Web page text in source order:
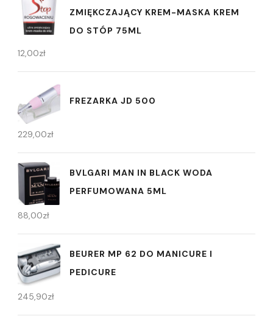
ZMIĘKCZAJĄCY KREM-MASKA KREM
DO STÓP 75ML
12,00zł
FREZARKA JD 500
229,00zł
BVLGARI MAN IN BLACK WODA
PERFUMOWANA 5ML
88,00zł
BEURER MP 62 DO MANICURE I
PEDICURE
245,90zł